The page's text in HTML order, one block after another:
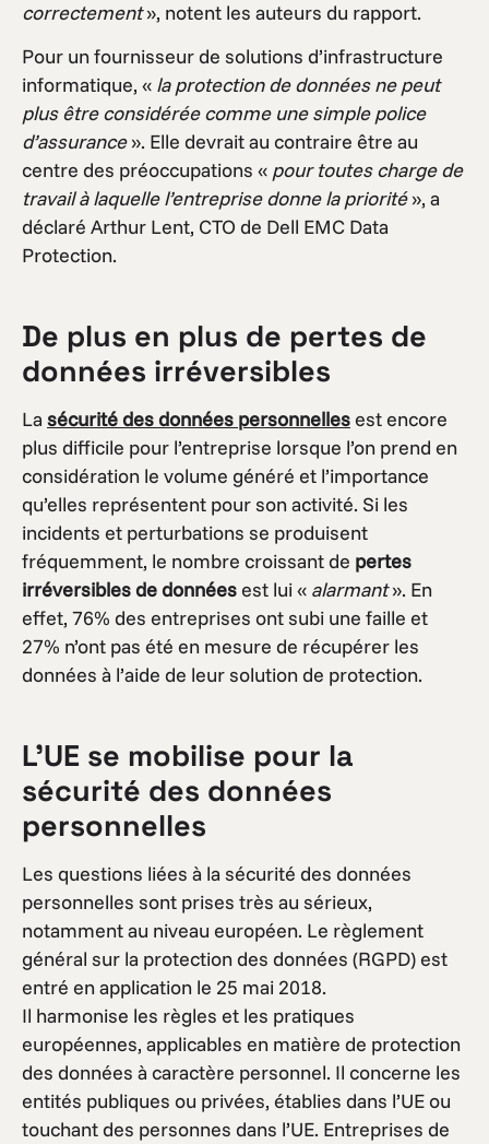
correctement», notent les auteurs du rapport.
Pour un fournisseur de solutions d’infrastructure
informatique, « la protection de données ne peut
plus être considérée comme une simple police
d’assurance». Elle devrait au contraire être au
centre des préoccupations « pour toutes charge de
travail à laquelle l’entreprise donne la priorité», a
déclaré Arthur Lent, CTO de Dell EMC Data
Protection.
De plus en plus de pertes de
données irréversibles
La sécurité des données personnellesest encore
plus difficile pour l’entreprise lorsque l’on prend en
considération le volume généré et l’importance
qu’elles représentent pour son activité. Si les
incidents et perturbations se produisent
fréquemment, le nombre croissant de pertes
irréversibles de donnéesest lui « alarmant». En
effet, 76% des entreprises ont subi une faille et
27% n’ont pas été en mesure de récupérer les
données à l’aide de leur solution de protection.
L’UE se mobilise pour la
sécurité des données
personnelles
Les questions liées à la sécurité des données
personnelles sont prises très au sérieux,
notamment au niveau européen. Le règlement
général sur la protection des données (RGPD) est
entré en application le 25 mai 2018.
Il harmonise les règles et les pratiques
européennes, applicables en matière de protection
des données à caractère personnel. Il concerne les
entités publiques ou privées, établies dans l’UE ou
touchant des personnes dans l’UE. Entreprises de